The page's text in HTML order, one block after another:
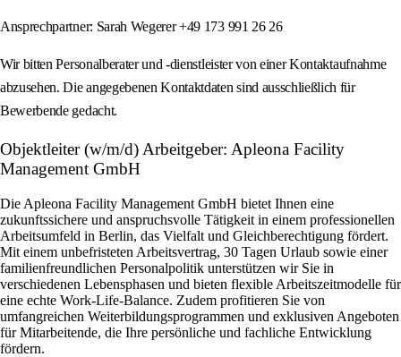
Ansprechpartner: Sarah Wegerer +49 173 991 26 26
Wir bitten Personalberater und -dienstleister von einer Kontaktaufnahme
abzusehen. Die angegebenen Kontaktdaten sind ausschließlich für
Bewerbende gedacht.
Objektleiter (w/m/d) Arbeitgeber: Apleona Facility
Management GmbH
Die Apleona Facility Management GmbH bietet Ihnen eine
zukunftssichere und anspruchsvolle Tätigkeit in einem professionellen
Arbeitsumfeld in Berlin, das Vielfalt und Gleichberechtigung fördert.
Mit einem unbefristeten Arbeitsvertrag, 30 Tagen Urlaub sowie einer
familienfreundlichen Personalpolitik unterstützen wir Sie in
verschiedenen Lebensphasen und bieten flexible Arbeitszeitmodelle für
eine echte Work-Life-Balance. Zudem profitieren Sie von
umfangreichen Weiterbildungsprogrammen und exklusiven Angeboten
für Mitarbeitende, die Ihre persönliche und fachliche Entwicklung
fördern.